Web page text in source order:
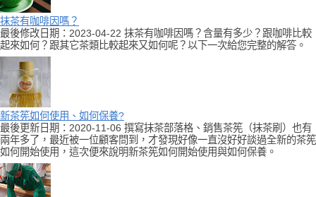
抹茶有咖啡因嗎？
最後修改日期：2023-04-22 抹茶有咖啡因嗎？含量有多少？跟咖啡比較
起來如何？跟其它茶類比較起來又如何呢？以下一次給您完整的解答。
新茶筅如何使用、如何保養?
最後更新日期：2020-11-06 撰寫抹茶部落格、銷售茶筅（抹茶刷）也有
兩年多了，最近被一位顧客問到，才發現好像一直沒好好談過全新的茶筅
如何開始使用，這次便來說明新茶筅如何開始使用與如何保養。